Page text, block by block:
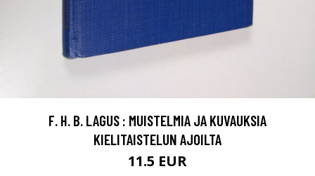
F. H. B. LAGUS : MUISTELMIA JA KUVAUKSIA
KIELITAISTELUN AJOILTA
11.5 EUR